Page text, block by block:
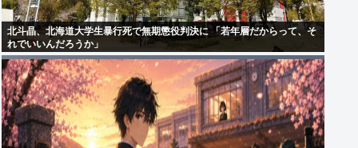
北斗晶、北海道大学生暴行死で無期懲役判決に 「若年層だからって、そ
れでいいんだろうか」